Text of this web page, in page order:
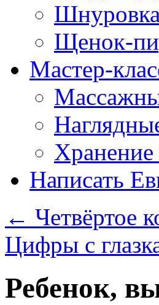
Щенок-
Мастер-
Хранение
Написать
← Четвёртое
Цифры с
Ребенок,